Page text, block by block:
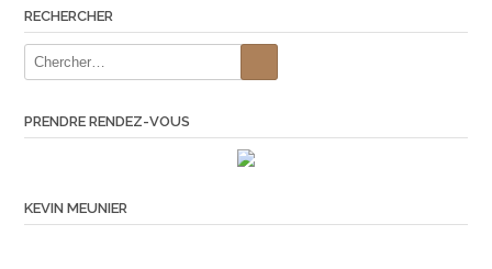
RECHERCHER
PRENDRE RENDEZ-VOUS
KEVIN MEUNIER